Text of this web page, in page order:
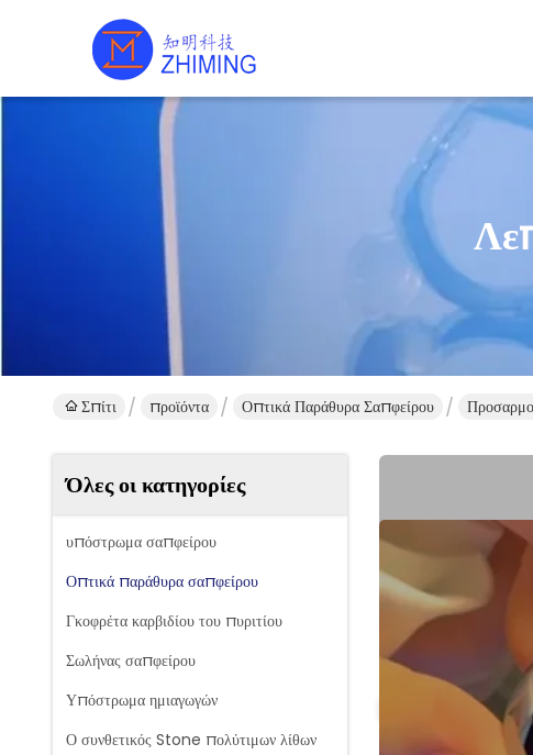
Σπίτι προϊόντα Οπτικά Παράθυρα Σαπφείρου
Όλες οι κατηγορίες
υπόστρωμα σαπφείρου
Οπτικά παράθυρα σαπφείρου
Γκοφρέτα καρβιδίου του πυριτίου
Σωλήνας σαπφείρου
Υπόστρωμα ημιαγωγών
Ο συνθετικός Stone πολύτιμων λίθων